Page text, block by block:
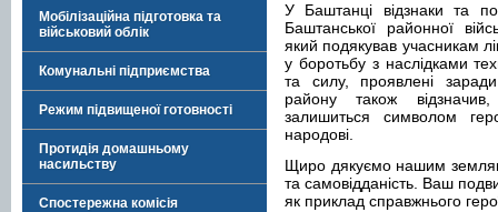
Мобілізаційна підготовка та
військовий облік
Комунальні підприємства
Режим підвищеної готовності
Протидія домашньому
насильству
Спостережна комісія
У Баштанці відзнаки та
Баштанської районної
який подякував учасникам
у боротьбу з наслідками
та силу, проявлені
району також
залишиться символом
народові.
Щиро дякуємо нашим
та самовідданість. Ваш
як приклад справжнього